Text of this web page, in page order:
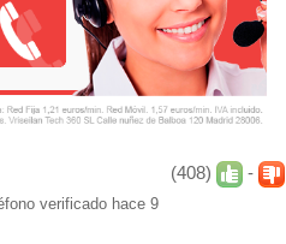
(408) -
verificado hace 9